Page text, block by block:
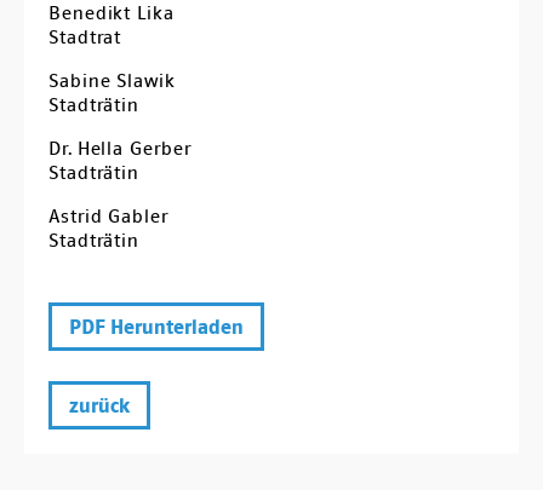
Benedikt Lika
Stadtrat
Sabine Slawik
Stadträtin
Dr. Hella Gerber
Stadträtin
Astrid Gabler
Stadträtin
PDF Herunterladen
zurück